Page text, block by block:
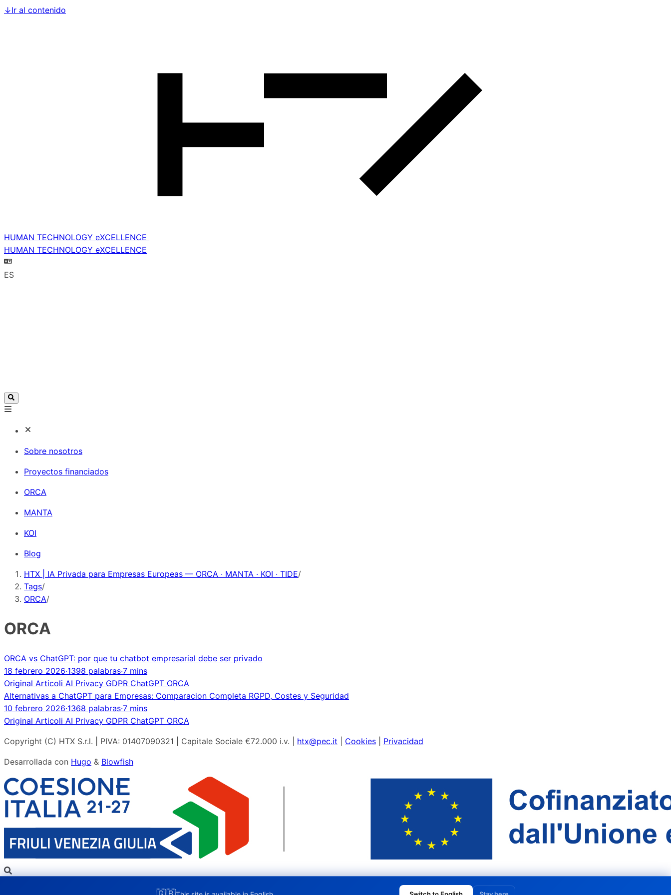
↓Ir al contenido
HUMAN TECHNOLOGY eXCELLENCE
HUMAN TECHNOLOGY eXCELLENCE
ES
Sobre nosotros
Proyectos financiados
ORCA
MANTA
KOI
Blog
HTX | IA Privada para Empresas Europeas — ORCA · MANTA · KOI · TIDE/
Tags/
ORCA/
ORCA
ORCA vs ChatGPT: por que tu chatbot empresarial debe ser privado
18 febrero 2026·1398 palabras·7 mins
Original Articoli AI Privacy GDPR ChatGPT ORCA
Alternativas a ChatGPT para Empresas: Comparacion Completa RGPD, Costes y Seguridad
10 febrero 2026·1368 palabras·7 mins
Original Articoli AI Privacy GDPR ChatGPT ORCA
Copyright (C) HTX S.r.l. | PIVA: 01407090321 | Capitale Sociale €72.000 i.v. | htx@pec.it Cookies Privacidad
Desarrollada con Hugo & Blowfish